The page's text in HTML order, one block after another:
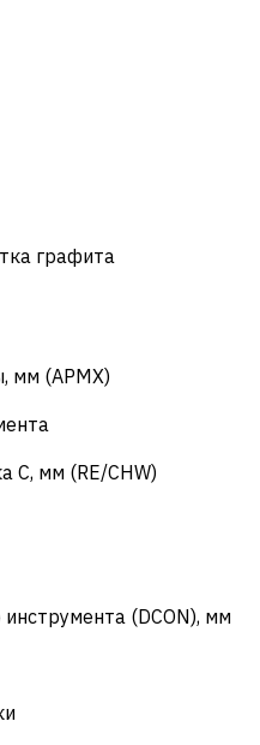
графита
мм (APMX)
C, мм (RE/CHW)
(DCON), мм